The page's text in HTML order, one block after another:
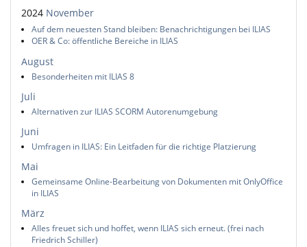
2024 November
Auf dem neuesten Stand bleiben: Benachrichtigungen bei ILIAS
OER & Co: öffentliche Bereiche in ILIAS
August
Besonderheiten mit ILIAS 8
Juli
Alternativen zur ILIAS SCORM Autorenumgebung
Juni
Umfragen in ILIAS: Ein Leitfaden für die richtige Platzierung
Mai
Gemeinsame Online-Bearbeitung von Dokumenten mit OnlyOffice
in ILIAS
März
Alles freuet sich und hoffet, wenn ILIAS sich erneut. (frei nach
Friedrich Schiller)